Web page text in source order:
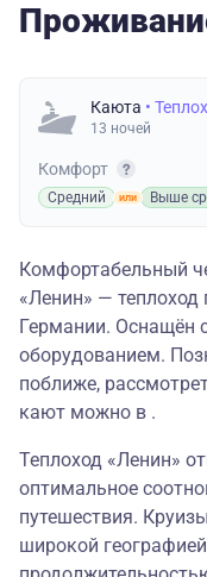
Каюта •
13 ночей
Комфорт
Средний Выше
Комфортабельный
«Ленин» — теплоход
Германии. Оснащён
оборудованием.
поближе,
кают можно в .
Теплоход «Ленин»
оптимальное
путешествия.
широкой